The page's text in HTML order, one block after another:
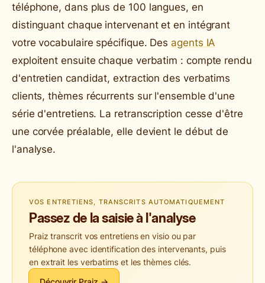
téléphone, dans plus de 100 langues, en
distinguant chaque intervenant et en intégrant
votre vocabulaire spécifique. Des agents IA
exploitent ensuite chaque verbatim : compte rendu
d'entretien candidat, extraction des verbatims
clients, thèmes récurrents sur l'ensemble d'une
série d'entretiens. La retranscription cesse d'être
une corvée préalable, elle devient le début de
l'analyse.
VOS ENTRETIENS, TRANSCRITS AUTOMATIQUEMENT
Passez de la saisie à l'analyse
Praiz transcrit vos entretiens en visio ou par
téléphone avec identification des intervenants, puis
en extrait les verbatims et les thèmes clés.